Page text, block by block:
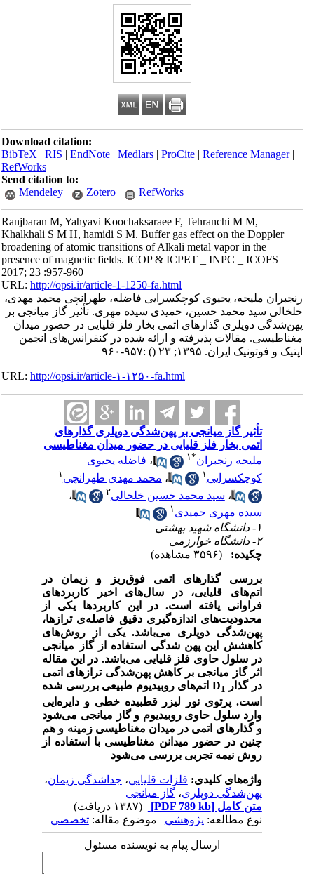
Download citation:
BibTeX|RIS|EndNote|Medlars|ProCite|Reference Manager
RefWorks
Send citation to:
Mendeley
Zotero RefWorks
Ranjbaran M, Yahyavi Koochaksaraee F, Tehranchi M M,
Khalkhali S M H, hamidi S M. Buffer gas effect on the Doppler
broadening of atomic transitions of Alkali metal vapor in the
presence of magnetic fields. ICOP & ICPET _ INPC _ ICOFS
2017; 23 :957-960
URL:http://opsi.ir/article-1-1250-fa.html
رنجبران ملیحه، یحیوی کوچکسرایی فاضله، طهرانچی محمد مهدی،
خلخالی سید محمد حسین، حمیدی سیده مهری. تأثیر گاز میانجی بر
پهن‌شدگی دوپلری گذارهای اتمی بخار فلز قلیایی در حضور میدان
مغناطیسی. مقالات پذیرفته و ارائه شده در کنفرانس‌های انجمن
اپتیک و فوتونیک ایران. ۱۳۹۵; ۲۳
() :۹۵۷-۹۶۰
URL:http://opsi.ir/article-۱-۱۲۵۰-fa.html
تأثیر گاز میانجی بر پهن‌شدگی دوپلری گذارهای
اتمی بخار فلز قلیایی در حضور میدان مغناطیسی
ملیحه رنجبران
*۱ ،فاضله یحیوی
کوچکسرایی
،محمد مهدی طهرانچی
،سید محمد حسین خلخالی
،
سیده مهری حمیدی
چکیده:
بررسی گذارهای اتمی فوق‌ریز و زیمان در
اتم‌های قلیایی، در سال‌های اخیر کاربردهای
فراوانی یافته است.در این کاربردها یکی از
محدودیت‌های اندازه‌گیری دقیق فاصله‌ی ترازها،
پهن‌شدگی دوپلری می‌باشد. یکی از روش‌های
کاهشش این پهن شدگی استفاده از گاز میانجی
در سلول حاوی فلز قلیایی می‌باشد. در این مقاله
اثر گاز میانجی بر کاهش پهن‌شدگی ترازهای اتمی
در گذار
D 1
اتم‌های روبیدیوم طبیعی بررسی شده
است. پرتوی نور لیزر قطبیده خطی و دایره‌ایی
وارد سلول حاوی روبیدیوم و گاز میانجی می‌شود
و گذارهای اتمی در میدان مغناطیسی زمینه و هم
چنین در حضور میدانن مغناطیسی با استفاده از
روش نیمه تجربی بررسی می‌شود
واژه‌های کلیدی:فلزات قلیایی،جداشدگی زیمان،
پهن‌شدگی دوپلری،گاز میانجی
متن کامل[PDF 789 kb]
نوع مطالعه:پژوهشي| موضوع مقاله:تخصصی
ارسال پیام به نویسنده مسئول